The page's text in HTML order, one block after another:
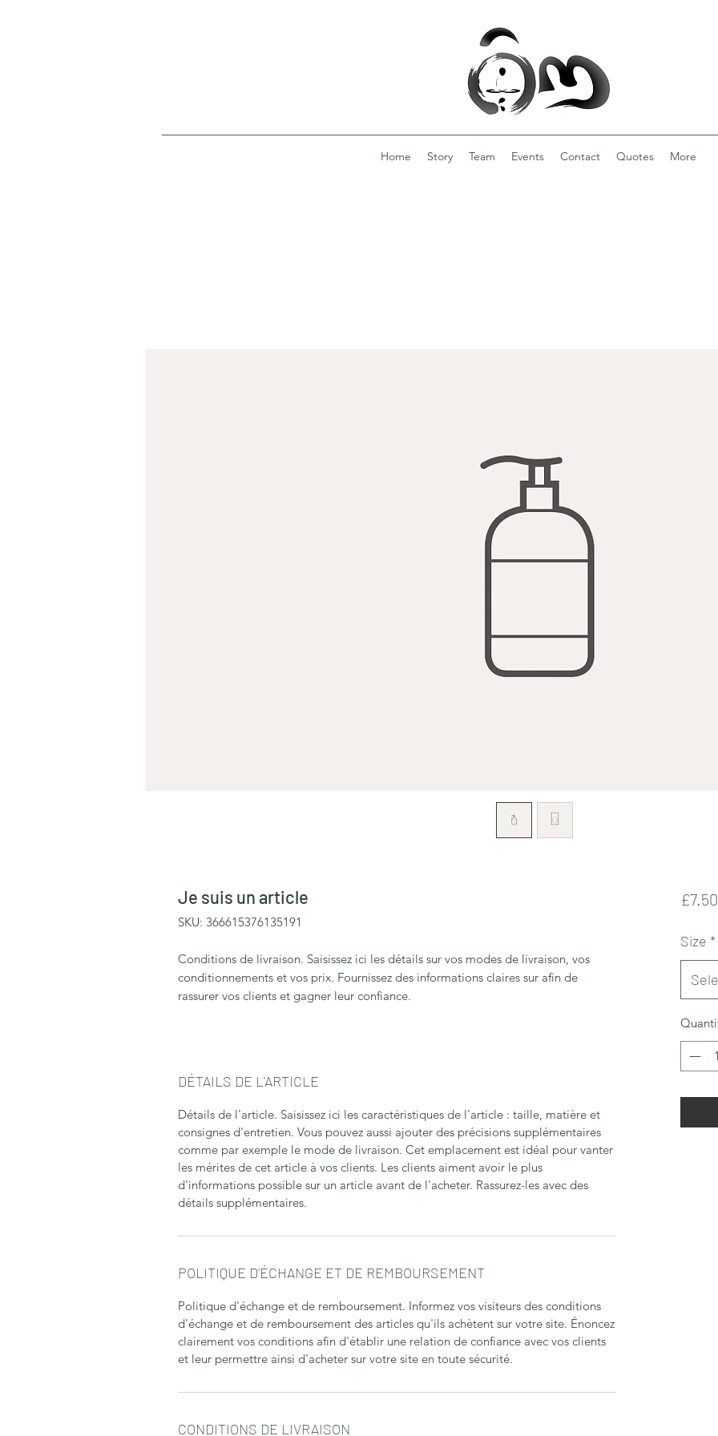
Home Story Team Events Contact Quotes More
Je suis un article
SKU: 366615376135191
Conditions de livraison. Saisissez ici les détails sur vos modes de livraison, vos
conditionnements et vos prix. Fournissez des informations claires sur afin de
rassurer vos clients et gagner leur confiance.
DÉTAILS DE L'ARTICLE
Détails de l'article. Saisissez ici les caractéristiques de l'article : taille, matière et
consignes d'entretien. Vous pouvez aussi ajouter des précisions supplémentaires
comme par exemple le mode de livraison. Cet emplacement est idéal pour vanter
les mérites de cet article à vos clients. Les clients aiment avoir le plus
d'informations possible sur un article avant de l'acheter. Rassurez-les avec des
détails supplémentaires.
POLITIQUE D'ÉCHANGE ET DE REMBOURSEMENT
Politique d'échange et de remboursement. Informez vos visiteurs des conditions
d'échange et de remboursement des articles qu'ils achètent sur votre site. Énoncez
clairement vos conditions afin d'établir une relation de confiance avec vos clients
et leur permettre ainsi d'acheter sur votre site en toute sécurité.
CONDITIONS DE LIVRAISON
£7.50
Size *